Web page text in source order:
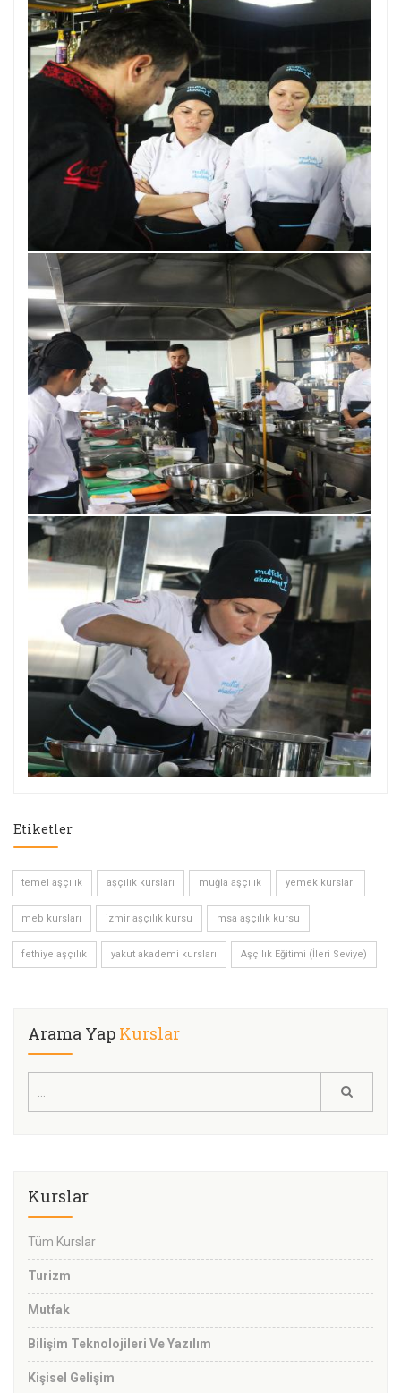
Etiketler
temel aşçılık aşçılık kursları muğla aşçılık yemek kursları
meb kursları izmir aşçılık kursu msa aşçılık kursu
fethiye aşçılık yakut akademi kursları Aşçılık Eğitimi (İleri Seviye)
Arama Yap Kurslar
Kurslar
Tüm Kurslar
Turizm
Mutfak
Bilişim Teknolojileri Ve Yazılım
Kişisel Gelişim